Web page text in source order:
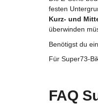
festen
Kurz- und
überwinden
Benötigst du
Für Super73-
FAQ